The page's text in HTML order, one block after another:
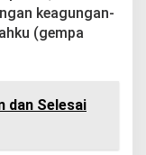
keagungan-
(gempa
dan Selesai